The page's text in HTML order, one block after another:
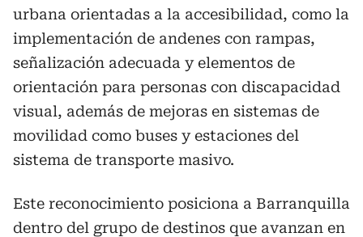
urbana orientadas a la accesibilidad, como la
implementación de andenes con rampas,
señalización adecuada y elementos de
orientación para personas con discapacidad
visual, además de mejoras en sistemas de
movilidad como buses y estaciones del
sistema de transporte masivo.
Este reconocimiento posiciona a Barranquilla
dentro del grupo de destinos que avanzan en